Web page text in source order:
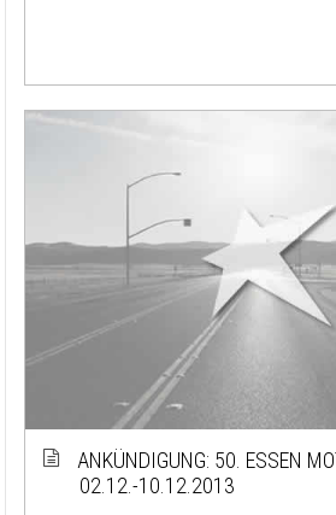
ANKÜNDIGUNG: 50. ESSEN
02.12.-10.12.2013